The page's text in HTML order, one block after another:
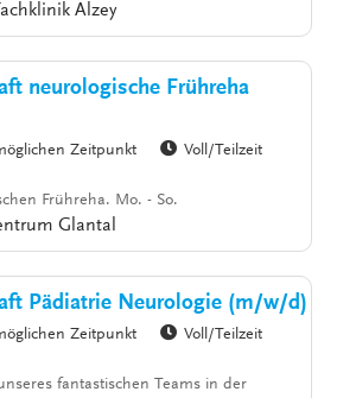
Alzey
neurologische Frühreha
Zeitpunkt
Voll/Teilzeit
Frühreha. Mo. - So.
Glantal
Pädiatrie Neurologie (m/w/d)
Zeitpunkt
Voll/Teilzeit
fantastischen Teams in der